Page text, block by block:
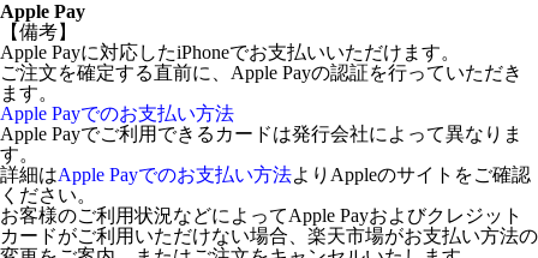
Apple Pay
【備考】
Apple Payに対応したiPhoneでお支払いいただけます。
ご注文を確定する直前に、Apple Payの認証を行っていただき
ます。
Apple Payでのお支払い方法
Apple Payでご利用できるカードは発行会社によって異なりま
す。
詳細はApple Payでのお支払い方法よりAppleのサイトをご確認
ください。
お客様のご利用状況などによってApple Payおよびクレジット
カードがご利用いただけない場合、楽天市場がお支払い方法の